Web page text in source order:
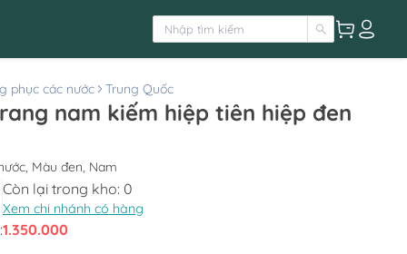
phục các nước Trung Quốc
Màu đen, Nam
Còn lại trong kho: 0
Xem chi nhánh có hàng
1.350.000